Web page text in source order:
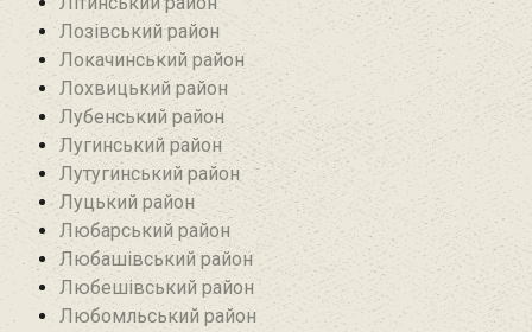
Лозівський район
Локачинський район
Лохвицький район
Лубенський район
Лугинський район‎
Лутугинський район
Луцький район
Любарський район‎
Любашівський район‎
Любешівський район
Любомльський район